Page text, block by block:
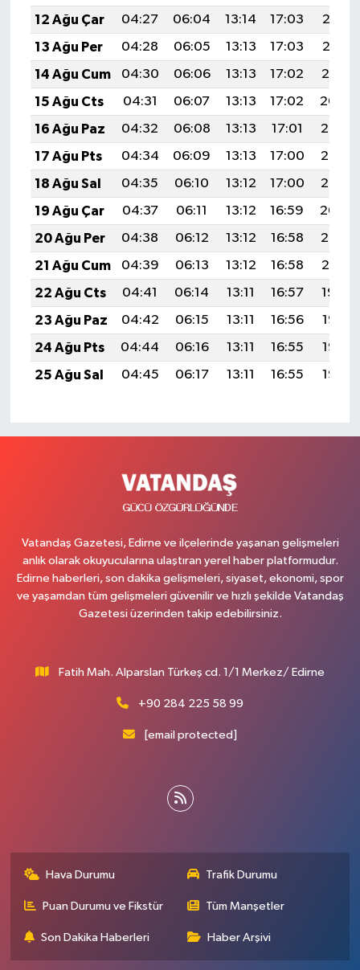
12 Ağu Çar
04:27 06:04 13:14 17:03
20:13
13 Ağu Per
04:28 06:05 13:13 17:03
20:12
14 Ağu Cum
04:30 06:06 13:13 17:02
20:10
15 Ağu Cts
04:31 06:07 13:13 17:02
20:09
16 Ağu Paz
04:32 06:08 13:13 17:01
20:08
17 Ağu Pts
04:34 06:09 13:13 17:00
20:06
18 Ağu Sal
04:35 06:10 13:12 17:00
20:05
19 Ağu Çar
04:37 06:11 13:12 16:59
20:04
20 Ağu Per
04:38 06:12 13:12 16:58
20:02
21 Ağu Cum
04:39 06:13 13:12 16:58
20:01
22 Ağu Cts
04:41 06:14 13:11 16:57
19:59
23 Ağu Paz
04:42 06:15 13:11 16:56
19:58
24 Ağu Pts
04:44 06:16 13:11 16:55
19:56
25 Ağu Sal
04:45 06:17 13:11 16:55 19:55
Vatandaş Gazetesi, Edirne ve ilçelerinde yaşanan gelişmeleri
anlık olarak okuyucularına ulaştıran yerel haber platformudur.
Edirne haberleri, son dakika gelişmeleri, siyaset, ekonomi, spor
ve yaşamdan tüm gelişmeleri güvenilir ve hızlı şekilde Vatandaş
Gazetesi üzerinden takip edebilirsiniz.
Fatih Mah. Alparslan Türkeş cd. 1/1 Merkez/ Edirne
+90 284 225 58 99
[email protected]
Hava Durumu Trafik Durumu
Puan Durumu ve Fikstür Tüm Manşetler
Son Dakika Haberleri Haber Arşivi